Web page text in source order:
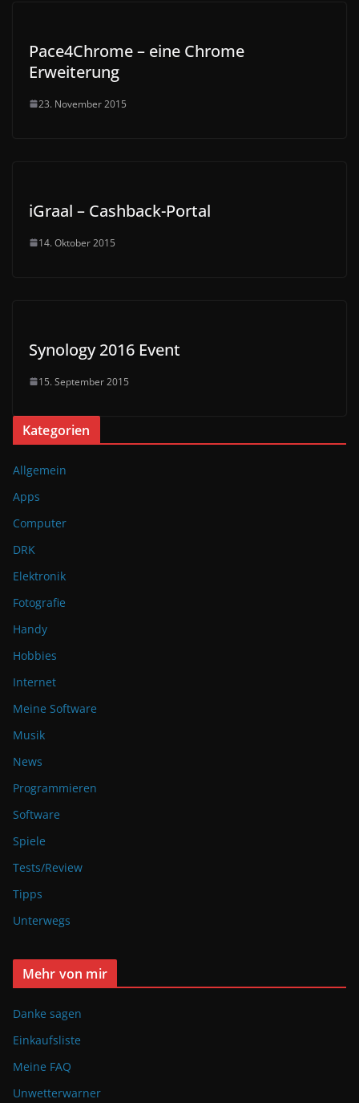
Pace4Chrome – eine Chrome
Erweiterung
23. November 2015
iGraal – Cashback-Portal
14. Oktober 2015
Synology 2016 Event
15. September 2015
Kategorien
Allgemein
Apps
Computer
DRK
Elektronik
Fotografie
Handy
Hobbies
Internet
Meine Software
Musik
News
Programmieren
Software
Spiele
Tests/Review
Tipps
Unterwegs
Mehr von mir
Danke sagen
Einkaufsliste
Meine FAQ
Unwetterwarner